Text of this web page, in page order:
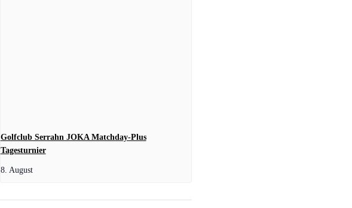
Golfclub Serrahn JOKA Matchday-Plus
Tagesturnier
8. August